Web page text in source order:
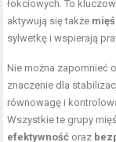
łokciowych. To
aktywują się także
sylwetkę i wspierają
Nie można zapomnieć
znaczenie dla
równowagę i
Wszystkie te grupy
efektywność oraz